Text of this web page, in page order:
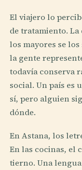
El viajero lo
de tratamiento.
los mayores se
la gente
todavía conserva
social. Un país es
sí, pero alguien
dónde.
En Astana, los
En las cocinas, el
tierno. Una